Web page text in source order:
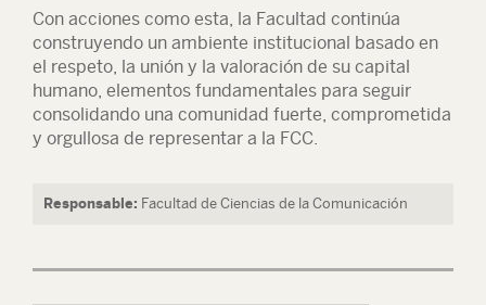
Con acciones como esta, la Facultad continúa
construyendo un ambiente institucional basado en
el respeto, la unión y la valoración de su capital
humano, elementos fundamentales para seguir
consolidando una comunidad fuerte, comprometida
y orgullosa de representar a la FCC.
Responsable: Facultad de Ciencias de la Comunicación